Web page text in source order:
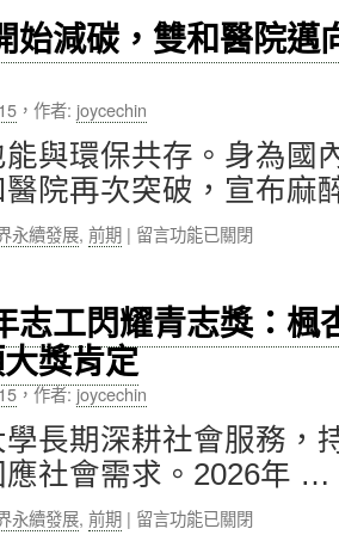
藍冠、
大
校
長
辦
學
效
並
列
第
8〉
中
棄
物
生
應
用，
萬
芳
醫
造
ESG
示
範
場
域
展
現
環
始減碳，雙和醫院邁
， 作者: joycechin
與環保共存。身為國
醫院再次突破，宣布
永續發展, 前期 | 在
術
室
開
始
減
碳，
雙
和
醫
院
留言功能已關閉
志工閃耀青志獎：楓
獎肯定
，作者: joycechin
長期深耕社會服務，
應社會需求。2026年 …
永續發展, 前期 | 在
留言功能已關閉